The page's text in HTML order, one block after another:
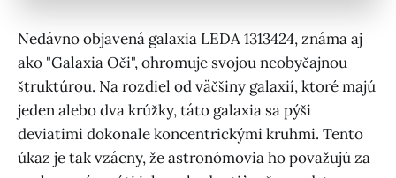
Nedávno objavená galaxia LEDA 1313424, známa aj
ako "Galaxia Oči", ohromuje svojou neobyčajnou
štruktúrou. Na rozdiel od väčšiny galaxií, ktoré majú
jeden alebo dva krúžky, táto galaxia sa pýši
deviatimi dokonale koncentrickými kruhmi. Tento
úkaz je tak vzácny, že astronómovia ho považujú za